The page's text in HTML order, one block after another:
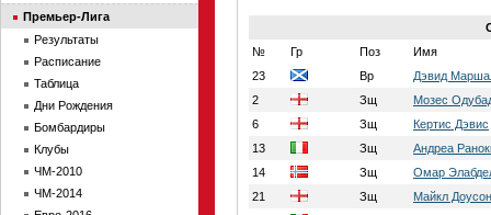
№
Гр Поз
Имя
23
Вр
Дэвид
2
Зщ
Мозес
6
Зщ
Кертис Дэвис
13
Зщ
Андреа
14
Зщ
Омар
21
Зщ
Майкл Доусон
Премьер-Лига
Результаты
Расписание
Таблица
Дни Рождения
Бомбардиры
Клубы
ЧМ-2010
ЧМ-2014